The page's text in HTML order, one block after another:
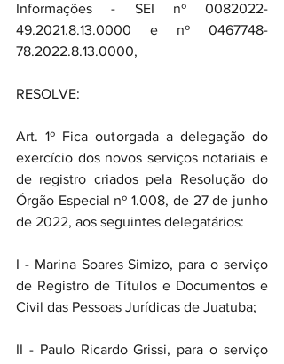
Informações - SEI nº 0082022-
49.2021.8.13.0000 e nº 0467748-
78.2022.8.13.0000,
RESOLVE:
Art. 1º Fica outorgada a delegação do
exercício dos novos serviços notariais e
de registro criados pela Resolução do
Órgão Especial nº 1.008, de 27 de junho
de 2022, aos seguintes delegatários:
I - Marina Soares Simizo, para o serviço
de Registro de Títulos e Documentos e
Civil das Pessoas Jurídicas de Juatuba;
II - Paulo Ricardo Grissi, para o serviço